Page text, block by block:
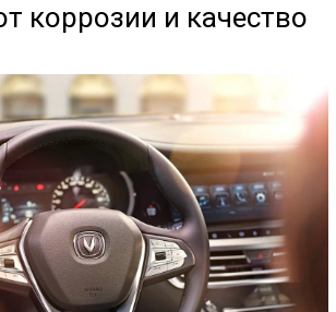
коррозии и качество